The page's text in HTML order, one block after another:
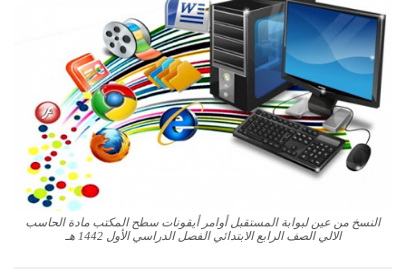
النسخ من عين لبوابة المستقبل أوامر أيقونات سطح المكتب مادة الحاسب
الالي الصف الرابع الابتدائي الفصل الدراسي الأول 1442 هـ